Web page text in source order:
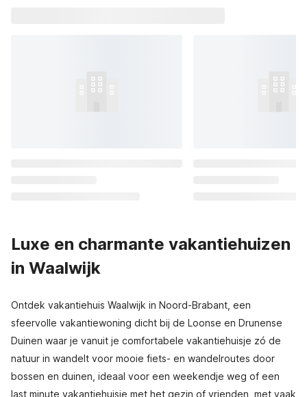
Luxe en charmante vakantiehuizen
in Waalwijk
Ontdek vakantiehuis Waalwijk in Noord-Brabant, een
sfeervolle vakantiewoning dicht bij de Loonse en Drunense
Duinen waar je vanuit je comfortabele vakantiehuisje zó de
natuur in wandelt voor mooie fiets- en wandelroutes door
bossen en duinen, ideaal voor een weekendje weg of een
last minute vakantiehuisje met het gezin of vrienden, met vaak